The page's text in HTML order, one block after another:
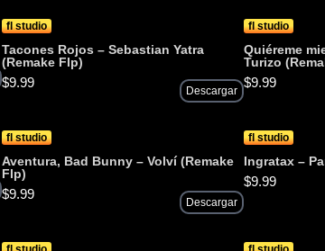
fl studio
Tacones Rojos – Sebastian Yatra
(Remake Flp)
$9.99
Descargar
fl studio
Quiéreme
Turizo
$9.99
fl studio
Aventura, Bad Bunny – Volví (Remake
Flp)
$9.99
Descargar
fl studio
Ingratax –
$9.99